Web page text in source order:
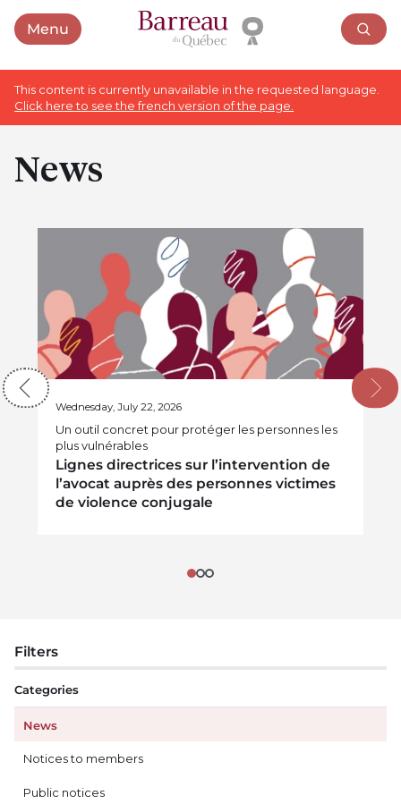
MenuOpen menu
This content is currently unavailable in the requested language.
Click here to see the french version of the page.
News
Guides and brochures
Wednesday, July 22, 2026
Un outil concret pour protéger les personnes les
plus vulnérables
Lignes directrices sur l’intervention de
l’avocat auprès des personnes victimes
de violence conjugale
Filters
Categories
News
Notices to members
Public notices